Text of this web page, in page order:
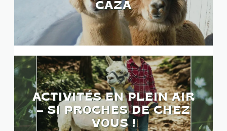
CAZA
ACTIVITÉS EN PLEIN AIR
– SI PROCHES DE CHEZ
VOUS !